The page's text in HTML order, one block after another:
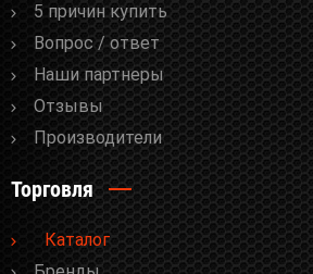
5 причин купить
Вопрос / ответ
Наши партнеры
Отзывы
Производители
Торговля
Каталог